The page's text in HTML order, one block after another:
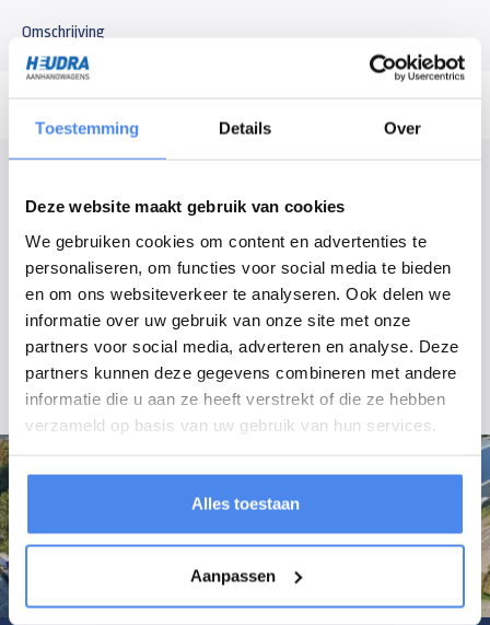
Toestemming Details Over
Deze website maakt gebruik van cookies
We gebruiken cookies om content en advertenties te
personaliseren, om functies voor social media te bieden
en om ons websiteverkeer te analyseren. Ook delen we
informatie over uw gebruik van onze site met onze
partners voor social media, adverteren en analyse. Deze
partners kunnen deze gegevens combineren met andere
informatie die u aan ze heeft verstrekt of die ze hebben
verzameld op basis van uw gebruik van hun services.
Alles toestaan
Aanpassen
Omschrijving
Lampglas voor de rechterzijde van een Anssems / Hulco aanhangers met
een bouwjaar voor 2006.
De prijzen zijn exclusief montage. Voor het monteren van de
onderdelen of eventuele aanpassingen kunt u bellen, mailen of langs
komen in Kesteren.